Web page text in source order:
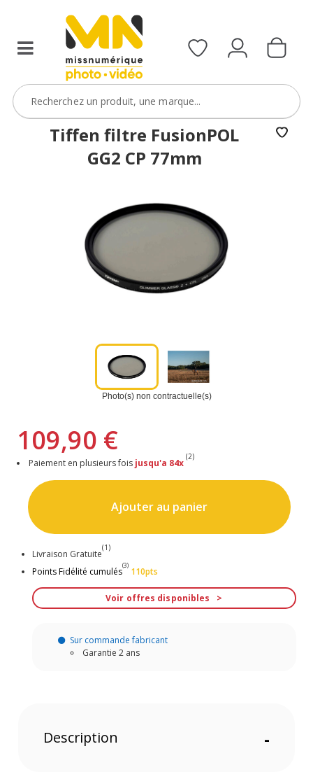
le
ObjectifFiltre5
VOIR L'OFFRE
Tiffen filtre FusionPOL
GG2 CP 77mm
Photo(s) non contractuelle(s)
109,90 €
Paiement en plusieurs fois jusqu'a 84x
(2)
Ajouter au panier
Livraison Gratuite
(1)
Points Fidélité cumulés
(3)
110pts
Voir offres disponibles
Sur commande fabricant
Garantie 2 ans
Description -